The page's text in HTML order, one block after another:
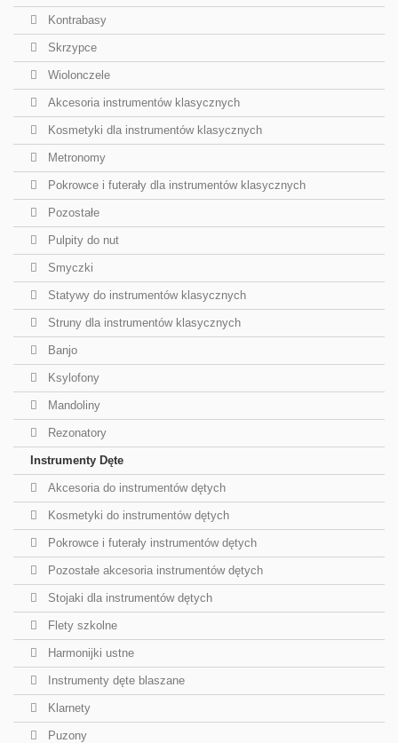
Kontrabasy
Skrzypce
Wiolonczele
Akcesoria instrumentów klasycznych
Kosmetyki dla instrumentów klasycznych
Metronomy
Pokrowce i futerały dla instrumentów klasycznych
Pozostałe
Pulpity do nut
Smyczki
Statywy do instrumentów klasycznych
Struny dla instrumentów klasycznych
Banjo
Ksylofony
Mandoliny
Rezonatory
Instrumenty Dęte
Akcesoria do instrumentów dętych
Kosmetyki do instrumentów dętych
Pokrowce i futerały instrumentów dętych
Pozostałe akcesoria instrumentów dętych
Stojaki dla instrumentów dętych
Flety szkolne
Harmonijki ustne
Instrumenty dęte blaszane
Klarnety
Puzony